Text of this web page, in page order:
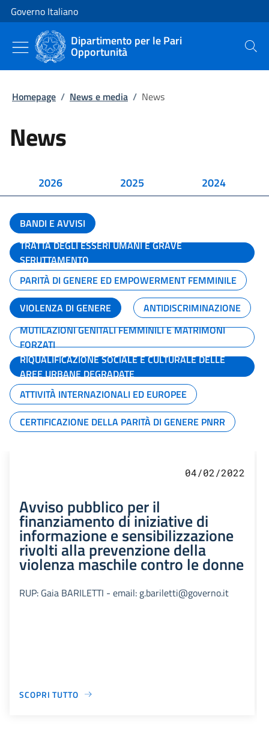
Vai al contenuto
Vai alla navigazione del sito
Governo Italiano
Dipartimento per le Pari
Opportunità Cerca
Homepage / News e media / News
News
2026 2025 2024
BANDI E AVVISI
TRATTA DEGLI ESSERI UMANI E GRAVE
SFRUTTAMENTO
PARITÀ DI GENERE ED EMPOWERMENT FEMMINILE
VIOLENZA DI GENERE
ANTIDISCRIMINAZIONE
MUTILAZIONI GENITALI FEMMINILI E MATRIMONI
FORZATI
RIQUALIFICAZIONE SOCIALE E CULTURALE DELLE
AREE URBANE DEGRADATE
ATTIVITÀ INTERNAZIONALI ED EUROPEE
CERTIFICAZIONE DELLA PARITÀ DI GENERE PNRR
04/02/2022
Avviso pubblico per il
finanziamento di iniziative di
informazione e sensibilizzazione
rivolti alla prevenzione della
violenza maschile contro le donne
RUP: Gaia BARILETTI - email: g.bariletti@governo.it
SCOPRI TUTTO